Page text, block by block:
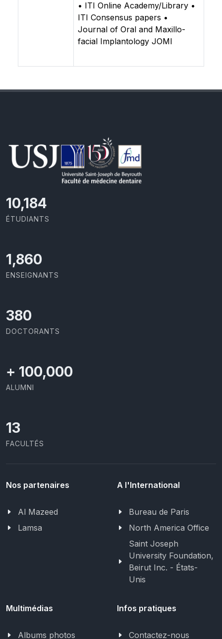
• ITI Online Academy/Library •
ITI Consensus papers •
Journal of Oral and Maxillo-
facial Implantology JOMI
10,801
ÉTUDIANTS
1,973
ENSEIGNANTS
403
DOCTORANTS
+ 100,000
ALUMNI
13
FACULTÉS
Nos partenaires
Al Mazeed
Lamsa
A l'International
Bureau de Paris
North America Office
Saint Joseph
University Foundation,
Beirut Inc. - États-
Unis
Multimédias
Albums photos
Infos pratiques
Contactez-nous